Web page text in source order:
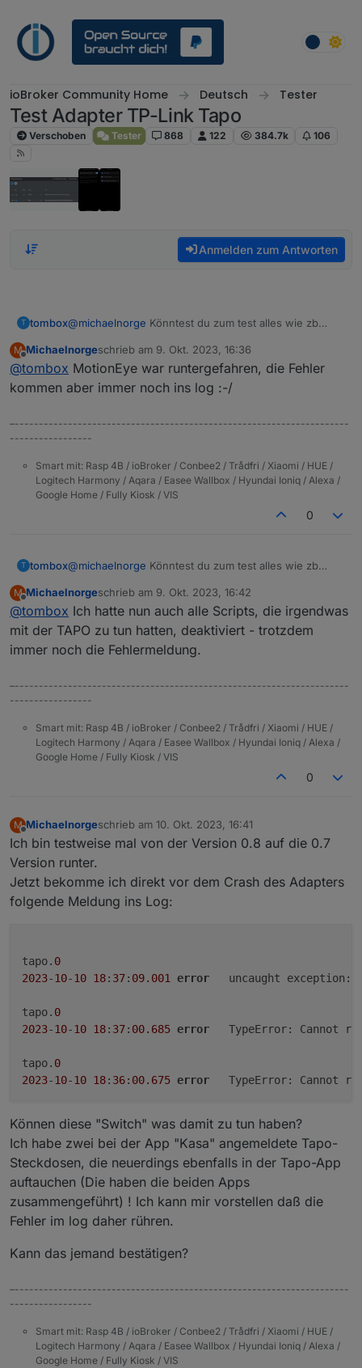
ioBroker Community Home Deutsch Tester
Test Adapter TP-Link Tapo
Verschoben Tester 868 122 384.7k 106
Anmelden zum Antworten
T tombox@michaelnorge Könntest du zum test alles wie zb
M
Offline
Michaelnorgeschrieb am 9. Okt. 2023, 16:36
zuletzt editiert von
@tombox MotionEye war runtergefahren, die Fehler
kommen aber immer noch ins log :-/
–---------------------------------------------------------------------
-----------------
Smart mit: Rasp 4B / ioBroker / Conbee2 / Trådfri / Xiaomi / HUE /
Logitech Harmony / Aqara / Easee Wallbox / Hyundai Ioniq / Alexa /
Google Home / Fully Kiosk / VIS
0
T tombox@michaelnorge Könntest du zum test alles wie zb
M
Offline
Michaelnorgeschrieb am 9. Okt. 2023, 16:42
zuletzt editiert von
@tombox Ich hatte nun auch alle Scripts, die irgendwas
mit der TAPO zu tun hatten, deaktiviert - trotzdem
immer noch die Fehlermeldung.
–---------------------------------------------------------------------
-----------------
Smart mit: Rasp 4B / ioBroker / Conbee2 / Trådfri / Xiaomi / HUE /
Logitech Harmony / Aqara / Easee Wallbox / Hyundai Ioniq / Alexa /
Google Home / Fully Kiosk / VIS
0
M
Offline
Michaelnorgeschrieb am 10. Okt. 2023, 16:41
zuletzt editiert von
Ich bin testweise mal von der Version 0.8 auf die 0.7
Version runter.
Jetzt bekomme ich direkt vor dem Crash des Adapters
folgende Meldung ins Log:
tapo. 0
2023-10-10 18: 37: 09.001 error
uncaught exception:
tapo. 0
2023-10-10 18: 37: 00.685 error
TypeError: Cannot
tapo. 0
2023-10-10 18: 36: 00.675 error
TypeError: Cannot
Können diese "Switch" was damit zu tun haben?
Ich habe zwei bei der App "Kasa" angemeldete Tapo-
Steckdosen, die neuerdings ebenfalls in der Tapo-App
auftauchen (Die haben die beiden Apps
zusammengeführt) ! Ich kann mir vorstellen daß die
Fehler im log daher rühren.
Kann das jemand bestätigen?
–---------------------------------------------------------------------
-----------------
Smart mit: Rasp 4B / ioBroker / Conbee2 / Trådfri / Xiaomi / HUE /
Logitech Harmony / Aqara / Easee Wallbox / Hyundai Ioniq / Alexa /
Google Home / Fully Kiosk / VIS